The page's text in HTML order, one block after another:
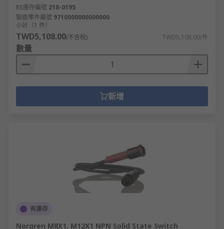
RS庫存編號 218-0195
製造零件編號 9710000000000000
小計（1 件）
TWD5,108.00(不含稅) TWD5,108.00/件
數量
新增
有庫存
Norgren M8X1, M12X1 NPN Solid State Switch